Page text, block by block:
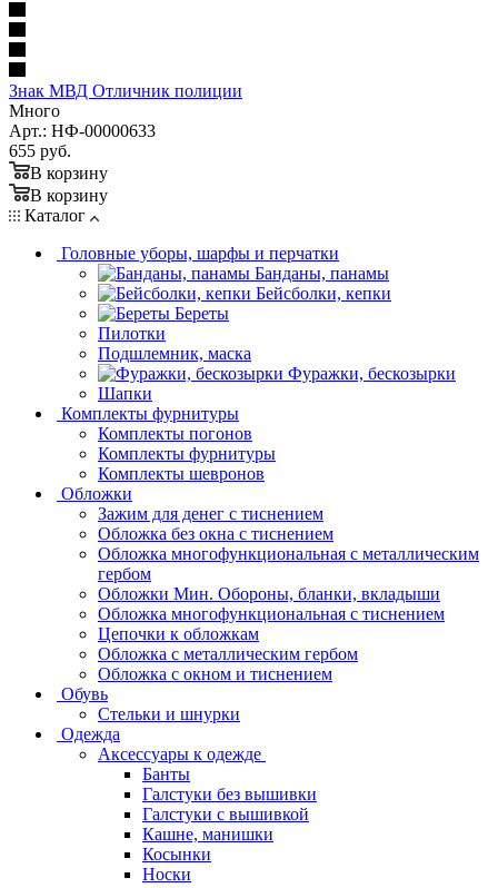
Знак МВД Отличник полиции
Много
Арт.: НФ-00000633
655 руб.
В корзину
В корзину
Каталог
Головные уборы, шарфы и перчатки
Банданы, панамы
Бейсболки, кепки
Береты
Пилотки
Подшлемник, маска
Фуражки, бескозырки
Шапки
Комплекты фурнитуры
Комплекты погонов
Комплекты фурнитуры
Комплекты шевронов
Обложки
Зажим для денег с тиснением
Обложка без окна с тиснением
Обложка многофункциональная с металлическим
гербом
Обложки Мин. Обороны, бланки, вкладыши
Обложка многофункциональная с тиснением
Цепочки к обложкам
Обложка с металлическим гербом
Обложка с окном и тиснением
Обувь
Стельки и шнурки
Одежда
Аксессуары к одежде
Банты
Галстуки без вышивки
Галстуки с вышивкой
Кашне, манишки
Косынки
Носки